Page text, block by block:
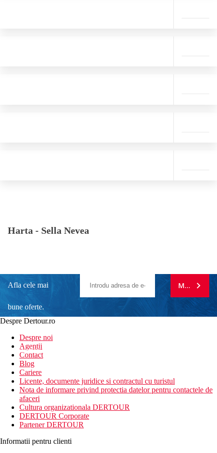
Harta - Sella Nevea
Afla cele mai
bune oferte.
newsletter!
MA
Despre Dertour.ro
Despre noi
Agentii
Contact
Blog
Cariere
Licente, documente juridice si contractul cu turistul
Nota de informare privind protectia datelor pentru contactele de
afaceri
Cultura organizationala DERTOUR
DERTOUR Corporate
Partener DERTOUR
Informatii pentru clienti